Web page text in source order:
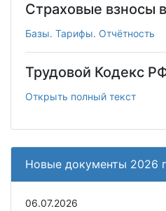
Страховые взносы
Базы. Тарифы. Отчётность
Трудовой Кодекс
Открыть полный текст
Новые документы 2026
06.07.2026